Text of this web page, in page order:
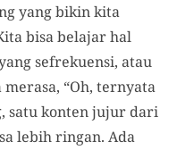
yang bikin kita
bisa belajar hal
sefrekuensi, atau
“Oh, ternyata
satu konten jujur dari
lebih ringan. Ada